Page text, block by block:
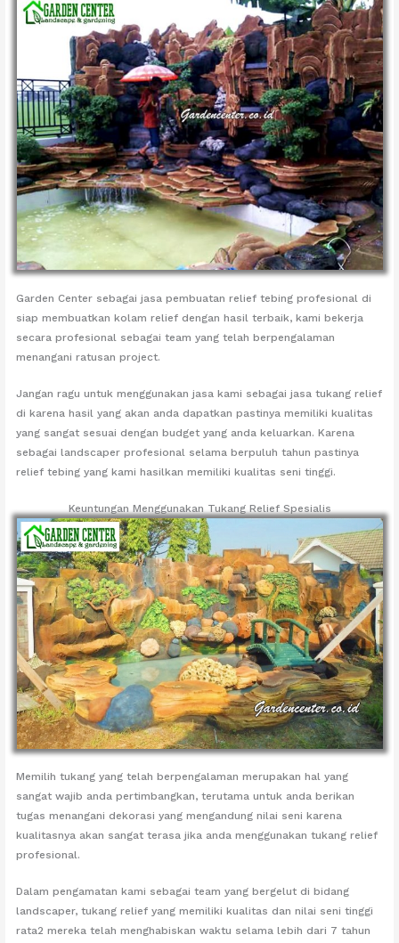
Garden Center sebagai jasa pembuatan relief tebing profesional di
siap membuatkan kolam relief dengan hasil terbaik, kami bekerja
secara profesional sebagai team yang telah berpengalaman
menangani ratusan project.
Jangan ragu untuk menggunakan jasa kami sebagai jasa tukang relief
di karena hasil yang akan anda dapatkan pastinya memiliki kualitas
yang sangat sesuai dengan budget yang anda keluarkan. Karena
sebagai landscaper profesional selama berpuluh tahun pastinya
relief tebing yang kami hasilkan memiliki kualitas seni tinggi.
Keuntungan Menggunakan Tukang Relief Spesialis
Memilih tukang yang telah berpengalaman merupakan hal yang
sangat wajib anda pertimbangkan, terutama untuk anda berikan
tugas menangani dekorasi yang mengandung nilai seni karena
kualitasnya akan sangat terasa jika anda menggunakan tukang relief
profesional.
Dalam pengamatan kami sebagai team yang bergelut di bidang
landscaper, tukang relief yang memiliki kualitas dan nilai seni tinggi
rata2 mereka telah menghabiskan waktu selama lebih dari 7 tahun